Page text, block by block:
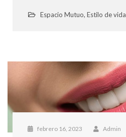
Espacio Mutuo,Estilo de vida
febrero 16, 2023 Admin